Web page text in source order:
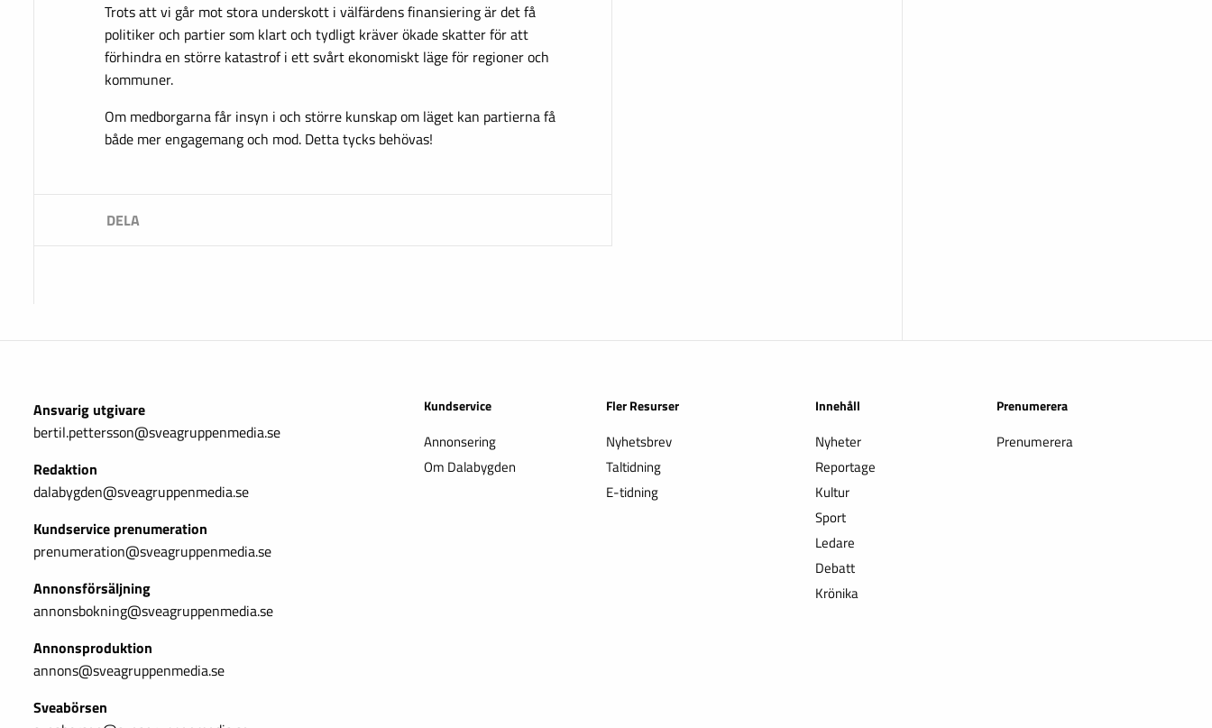
Trots att vi går mot stora underskott i välfärdens finansiering är det få
politiker och partier som klart och tydligt kräver ökade skatter för att
förhindra en större katastrof i ett svårt ekonomiskt läge för regioner och
kommuner.
Om medborgarna får insyn i och större kunskap om läget kan partierna få
både mer engagemang och mod. Detta tycks behövas!
Ansvarig utgivare
bertil.pettersson@sveagruppenmedia.se
Redaktion
dalabygden@sveagruppenmedia.se
Kundservice prenumeration
prenumeration@sveagruppenmedia.se
Annonsförsäljning
annonsbokning@sveagruppenmedia.se
Annonsproduktion
annons@sveagruppenmedia.se
Sveabörsen
Kundservice
Annonsering
Om Dalabygden
Fler Resurser
Nyhetsbrev
Taltidning
E-tidning
Innehåll
Nyheter
Reportage
Kultur
Sport
Ledare
Debatt
Krönika
Prenumerera
Prenumerera